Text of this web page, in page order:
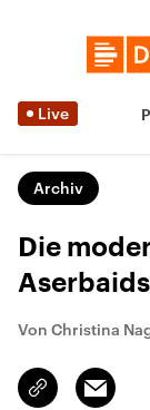
Live
Archiv
Die
Von Christina
Link
kopieren/teilen
Email